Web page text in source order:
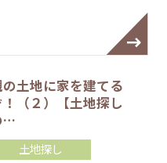
土地に家を建てる
！（２）【土地探し
…
土地探し